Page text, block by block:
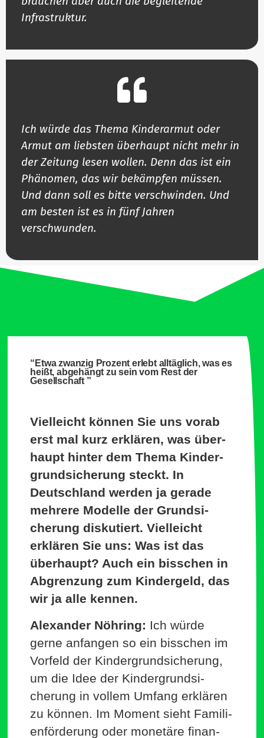
Infrastruktur.
Ich würde das Thema Kin­der­armut oder
Armut am liebsten über­haupt nicht mehr in
der Zeitung lesen wollen. Denn das ist ein
Phä­nomen, das wir bekämpfen müssen.
Und dann soll es bitte ver­schwinden. Und
am besten ist es in fünf Jahren
verschwunden.
“Etwa zwanzig Prozent erlebt all­täglich, was es
heißt, abge­hängt zu sein vom Rest der
Gesellschaft ”
Viel­leicht können Sie uns vorab
erst mal kurz erklären, was über­
haupt hinter dem Thema Kin­der­
grund­si­cherung steckt. In
Deutschland werden ja gerade
mehrere Modelle der Grund­si­
cherung dis­ku­tiert. Viel­leicht
erklären Sie uns: Was ist das
über­haupt? Auch ein bisschen in
Abgrenzung zum Kin­dergeld, das
wir ja alle kennen.
Alex­ander Nöhring: Ich würde
gerne anfangen so ein bisschen im
Vorfeld der Kin­der­grund­si­cherung,
um die Idee der Kin­der­grund­si­
cherung in vollem Umfang erklären
zu können. Im Moment sieht Fami­li­
en­för­derung oder monetäre finan­